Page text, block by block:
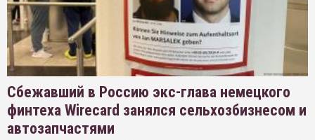
Сбежавший в Россию экс-глава немецкого
финтеха Wirecard занялся сельхозбизнесом и
автозапчастями